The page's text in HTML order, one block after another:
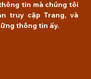
tin mà chúng tôi
truy cập Trang, và
thông tin ấy.